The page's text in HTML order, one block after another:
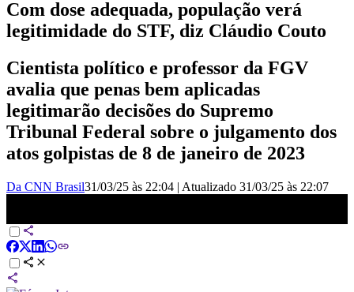
Com dose adequada, população verá
legitimidade do STF, diz Cláudio Couto
Cientista político e professor da FGV
avalia que penas bem aplicadas
legitimarão decisões do Supremo
Tribunal Federal sobre o julgamento dos
atos golpistas de 8 de janeiro de 2023
Da CNN Brasil31/03/25 às 22:04 | Atualizado 31/03/25 às 22:07